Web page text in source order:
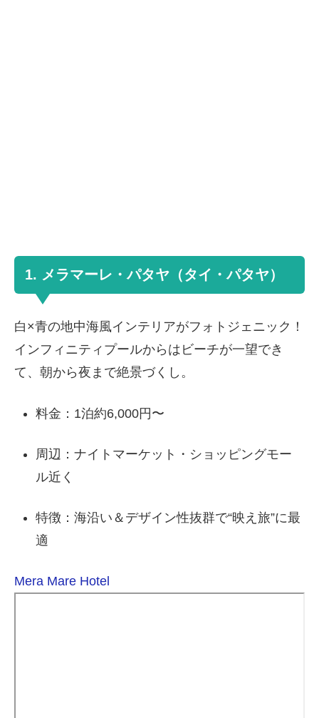
1. メラマーレ・パタヤ（タイ・パタヤ）
白×青の地中海風インテリアがフォトジェニック！
インフィニティプールからはビーチが一望でき
て、朝から夜まで絶景づくし。
料金：1泊約6,000円〜
周辺：ナイトマーケット・ショッピングモー
ル近く
特徴：海沿い＆デザイン性抜群で“映え旅”に最
適
Mera Mare Hotel